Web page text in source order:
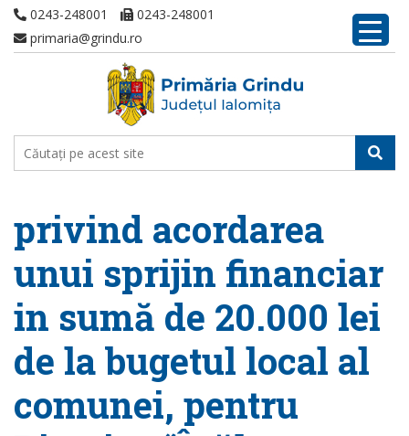
0243-248001
0243-248001
primaria@grindu.ro
privind acordarea
unui sprijin financiar
in sumă de 20.000 lei
de la bugetul local al
comunei, pentru